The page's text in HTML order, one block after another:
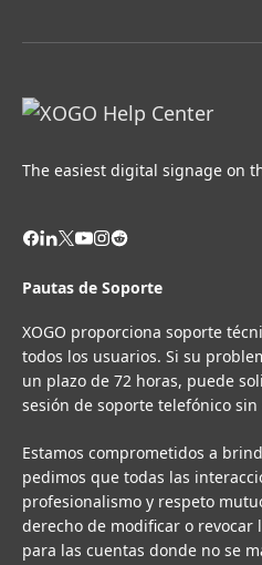
The easiest digital signage on
Pautas de Soporte
XOGO proporciona soporte
todos los usuarios. Si su
un plazo de 72 horas, puede
sesión de soporte telefónico
Estamos comprometidos a
pedimos que todas las
profesionalismo y respeto
derecho de modificar o
para las cuentas donde no se